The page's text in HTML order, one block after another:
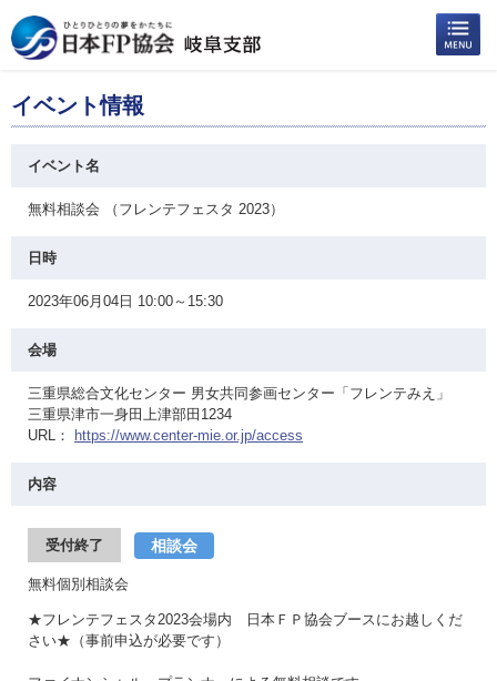
イベント情報
イベント名
無料相談会 （フレンテフェスタ 2023）
日時
2023年06月04日 10:00～15:30
会場
三重県総合文化センター 男女共同参画センター「フレンテみえ」
三重県津市一身田上津部田1234
URL：
https://www.center-mie.or.jp/access
内容
受付終了 相談会
無料個別相談会
★フレンテフェスタ2023会場内 日本ＦＰ協会ブースにお越しくだ
さい★（事前申込が必要です）